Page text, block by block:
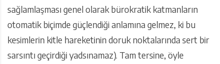
sağlamlaşması genel olarak bürokratik katmanların
otomatik biçimde güçlendiği anlamına gelmez, ki bu
kesimlerin kitle hareketinin doruk noktalarında sert bir
sarsıntı geçirdiği yadsınamaz). Tam tersine, öyle